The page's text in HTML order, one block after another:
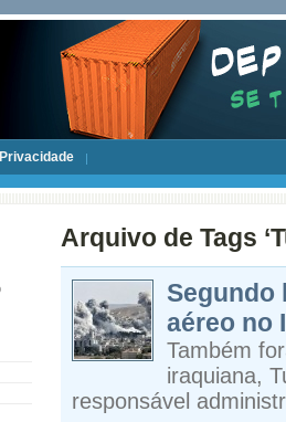
Privacidade
Arquivo de Tags
Segundo
aéreo no
Também
iraquiana,
responsável